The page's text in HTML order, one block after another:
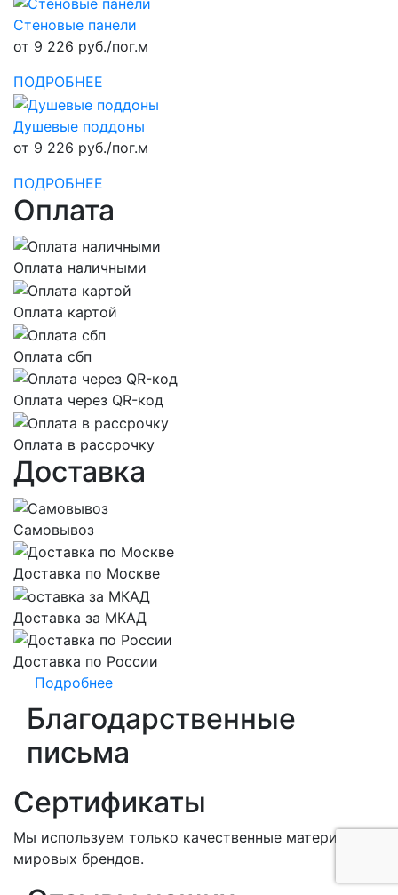
Стеновые панели
от 9 226 руб./пог.м
ПОДРОБНЕЕ
Душевые поддоны
от 9 226 руб./пог.м
ПОДРОБНЕЕ
Оплата
Оплата наличными
Оплата картой
Оплата сбп
Оплата через QR-код
Оплата в рассрочку
Доставка
Самовывоз
Доставка по Москве
Доставка за МКАД
Доставка по России
Подробнее
Благодарственные
письма
Сертификаты
Мы используем только качественные материалы от
мировых брендов.